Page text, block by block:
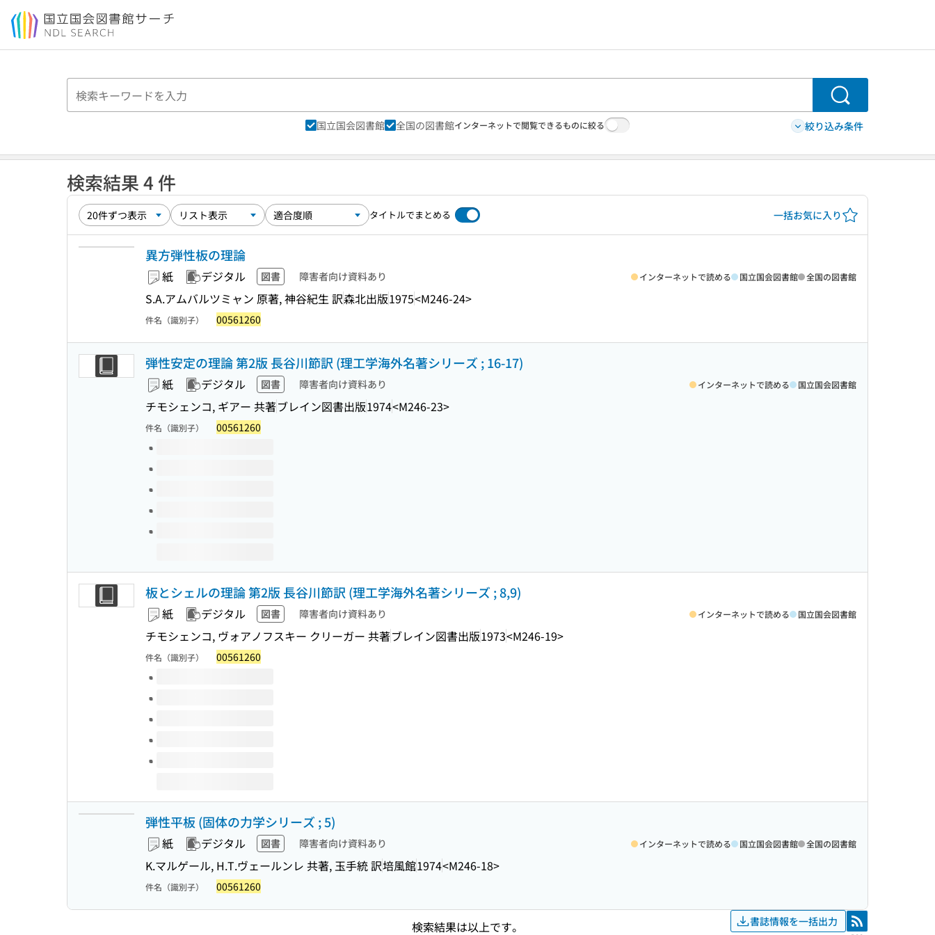
本文へ移動
検索
国立国会図書館 全国の図書館インターネットで閲覧できるものに絞る 絞り込み条件
検索結果 4 件
タイトルでまとめる 一括お気に入り
異方弾性板の理論
紙 デジタル 図書 障害者向け資料あり
S.A.アムバルツミャン 原著, 神谷紀生 訳森北出版1975<M246-24>
インターネットで読める 国立国会図書館 全国の図書館
件名（識別子） 00561260
弾性安定の理論 第2版 長谷川節訳 (理工学海外名著シリーズ ; 16-17)
紙 デジタル 図書 障害者向け資料あり
チモシェンコ, ギアー 共著ブレイン図書出版1974<M246-23>
インターネットで読める 国立国会図書館
件名（識別子） 00561260
このタイトルの巻号
板とシェルの理論 第2版 長谷川節訳 (理工学海外名著シリーズ ; 8,9)
紙 デジタル 図書 障害者向け資料あり
チモシェンコ, ヴォアノフスキー クリーガー 共著ブレイン図書出版1973<M246-19>
インターネットで読める 国立国会図書館
件名（識別子） 00561260
このタイトルの巻号
弾性平板 (固体の力学シリーズ ; 5)
紙 デジタル 図書 障害者向け資料あり
K.マルゲール, H.T.ヴェールンレ 共著, 玉手統 訳培風館1974<M246-18>
インターネットで読める 国立国会図書館 全国の図書館
件名（識別子） 00561260
検索結果は以上です。 書誌情報を一括出力 RSS